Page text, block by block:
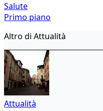
Salute
Primo piano
Altro di Attualità
Attualità